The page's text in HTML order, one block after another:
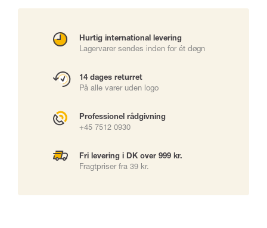
Hurtig international levering
Lagervarer sendes inden for ét døgn
14 dages returret
På alle varer uden logo
Professionel rådgivning
+45 7512 0930
Fri levering i DK over 999 kr.
Fragtpriser fra 39 kr.